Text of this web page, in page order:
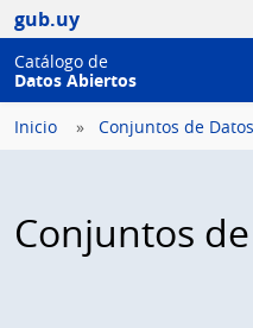
gub.uy
Catálogo de
Datos Abiertos
Inicio Conjuntos de Datos
Conjuntos